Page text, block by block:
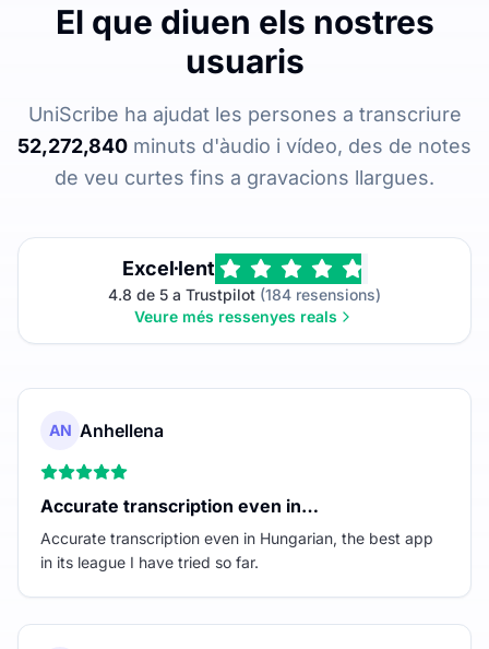
El que diuen els nostres
usuaris
UniScribe ha ajudat les persones a transcriure
52,272,840 minuts d'àudio i vídeo, des de notes
de veu curtes fins a gravacions llargues.
Excel·lent
4.8 de 5 a Trustpilot (184 resensions)
Veure més ressenyes reals
AN Anhellena
Accurate transcription even in…
Accurate transcription even in Hungarian, the best app
in its league I have tried so far.